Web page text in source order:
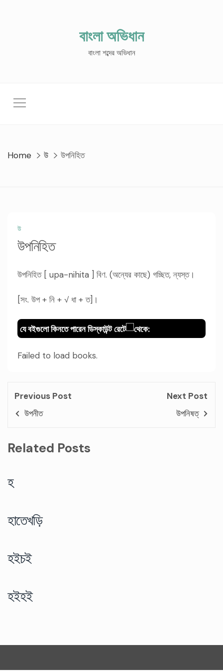
বাংলা অভিধান
বাংলা শব্দের অভিধান
Home উ উপনিহিত
উ
উপনিহিত
উপনিহিত [ upa-nihita ] বিণ. (অন্যের কাছে) গচ্ছিত, ন্যস্ত।
[সং. উপ + নি + √ ধা + ত]।
যে বইগুলো কিনতে পারেন ডিস্কাউন্ট রেটে থেকে:
Failed to load books.
Previous Post
উপনীত
Next Post
উপনিষত্‌
Related Posts
হ
হাতেখড়ি
হইচই
হইহই